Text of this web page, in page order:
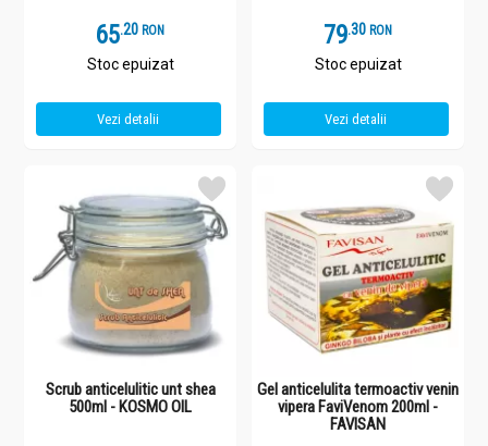
65.2 RON
Stoc epuizat
Vezi detalii
79.3 RON
Stoc epuizat
Vezi detalii
Scrub anticelulitic unt shea
500ml - KOSMO OIL
Gel anticelulita termoactiv venin
vipera FaviVenom 200ml -
FAVISAN